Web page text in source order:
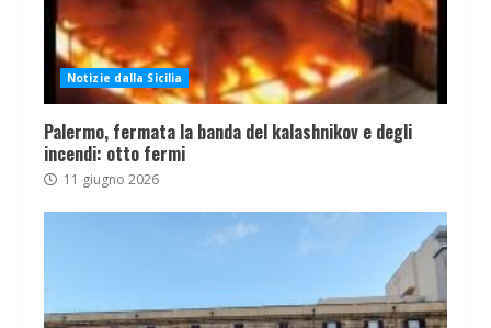
Notizie dalla Sicilia
Palermo, fermata la banda del kalashnikov e degli
incendi: otto fermi
11 giugno 2026